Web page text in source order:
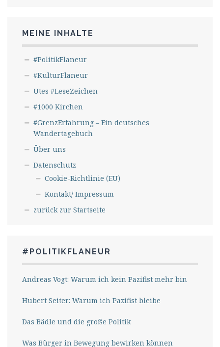
MEINE INHALTE
#PolitikFlaneur
#KulturFlaneur
Utes #LeseZeichen
#1000 Kirchen
#GrenzErfahrung – Ein deutsches
Wandertagebuch
Über uns
Datenschutz
Cookie-Richtlinie (EU)
Kontakt/ Impressum
zurück zur Startseite
#POLITIKFLANEUR
Andreas Vogt: Warum ich kein Pazifist mehr bin
Hubert Seiter: Warum ich Pazifist bleibe
Das Bädle und die große Politik
Was Bürger in Bewegung bewirken können